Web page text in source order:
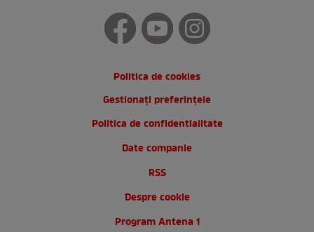
Politica de cookies
Gestionați preferințele
Politica de confidentialitate
Date companie
RSS
Despre cookie
Program Antena 1